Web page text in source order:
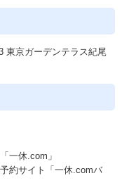
東京ガーデンテラス紀尾
一休.com」
約サイト「一休.comバ